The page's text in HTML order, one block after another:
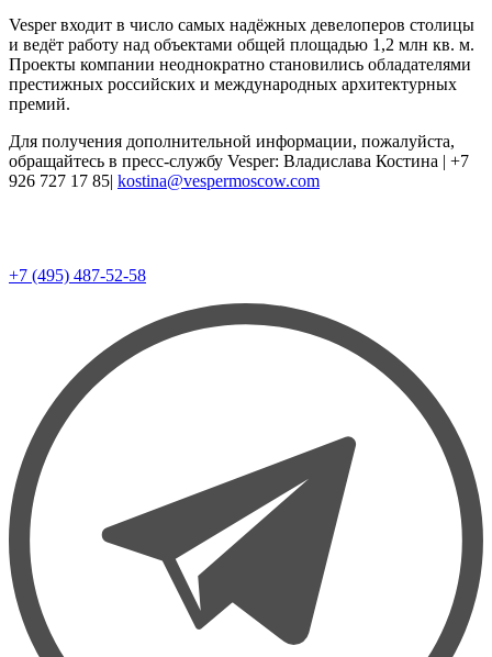
Vesper входит в число самых надёжных девелоперов столицы
и ведёт работу над объектами общей площадью 1,2 млн кв. м.
Проекты компании неоднократно становились обладателями
престижных российских и международных архитектурных
премий.
Для получения дополнительной информации, пожалуйста,
обращайтесь в пресс-службу Vesper: Владислава Костина | +7
926 727 17 85| kostina@vespermoscow.com
+7 (495) 487-52-58